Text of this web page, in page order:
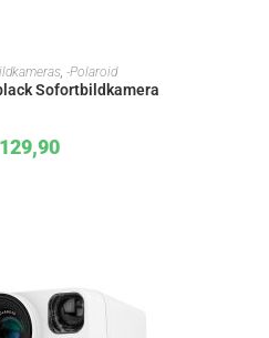
, -Polaroid
Sofortbildkamera
129,90